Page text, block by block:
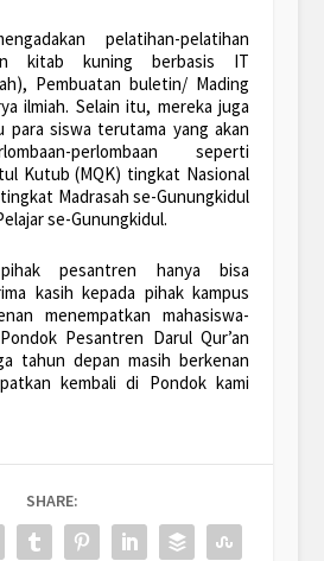
pelatihan-pelatihan
kitab kuning berbasis IT
Pembuatan buletin/ Mading
ilmiah. Selain itu, mereka juga
para siswa terutama yang akan
perlombaan seperti
Kutub (MQK) tingkat Nasional
Madrasah se-Gunungkidul
se-Gunungkidul.
pesantren hanya bisa
kasih kepada pihak kampus
menempatkan mahasiswa-
Pesantren Darul Qur’an
tahun depan masih berkenan
kembali di Pondok kami
SHARE: